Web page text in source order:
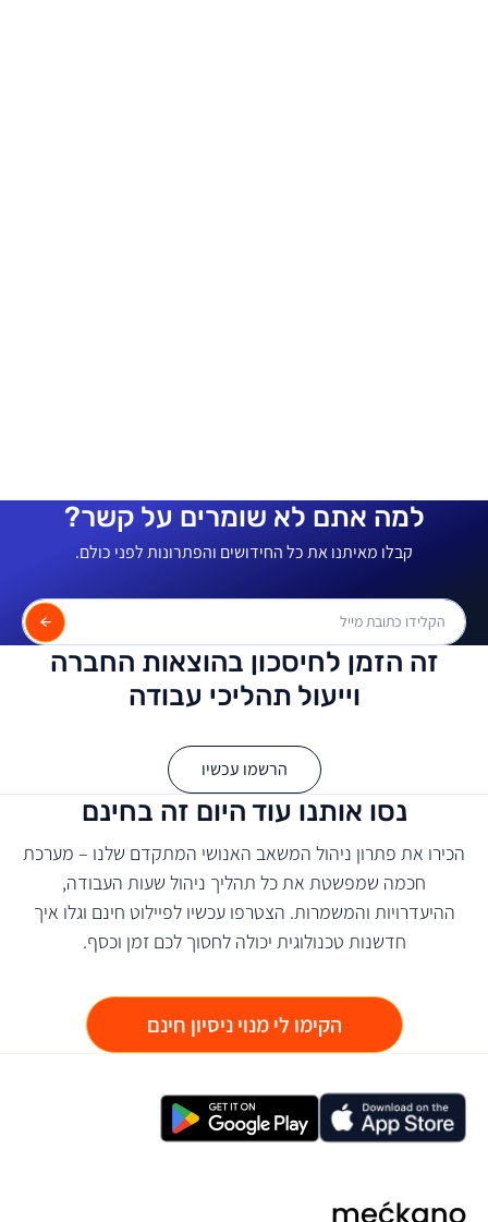
למה אתם לא שומרים על קשר?
קבלו מאיתנו את כל החידושים והפתרונות לפני כולם.
זה הזמן לחיסכון בהוצאות החברה
וייעול תהליכי עבודה
הרשמו עכשיו
נסו אותנו עוד היום זה בחינם
הכירו את פתרון ניהול המשאב האנושי המתקדם שלנו – מערכת
חכמה שמפשטת את כל תהליך ניהול שעות העבודה,
ההיעדרויות והמשמרות. הצטרפו עכשיו לפיילוט חינם וגלו איך
חדשנות טכנולוגית יכולה לחסוך לכם זמן וכסף.
הקימו לי מנוי ניסיון חינם
מקאנו